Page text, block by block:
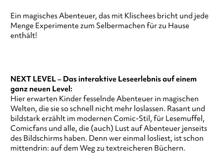
Ein magisches Abenteuer, das mit Klischees bricht und jede
Menge Experimente zum Selbermachen für zu Hause
enthält!
NEXT LEVEL – Das interaktive Leseerlebnis auf einem
ganz neuen Level:
Hier erwarten Kinder fesselnde Abenteuer in magischen
Welten, die sie so schnell nicht mehr loslassen. Rasant und
bildstark erzählt im modernen Comic-Stil, für Lesemuffel,
Comicfans und alle, die (auch) Lust auf Abenteuer jenseits
des Bildschirms haben. Denn wer einmal losliest, ist schon
mittendrin: auf dem Weg zu textreicheren Büchern.